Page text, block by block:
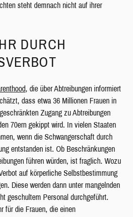
steht demnach nicht auf ihrer
DURCH
, die über Abtreibungen informiert
dass etwa 36 Millionen Frauen in
Zugang zu Abtreibungen
70ern gekippt wird. In vielen Staaten
wenn die Schwangerschaft durch
entstanden ist. Ob Beschränkungen
führen würden, ist fraglich. Wozu
auf körperliche Selbstbestimmung
Diese werden dann unter mangelnden
geschultem Personal durchgeführt.
für die Frauen, die einen